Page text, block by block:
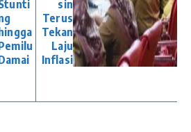
sin
Terus
Tekan
Laju
Inflasi